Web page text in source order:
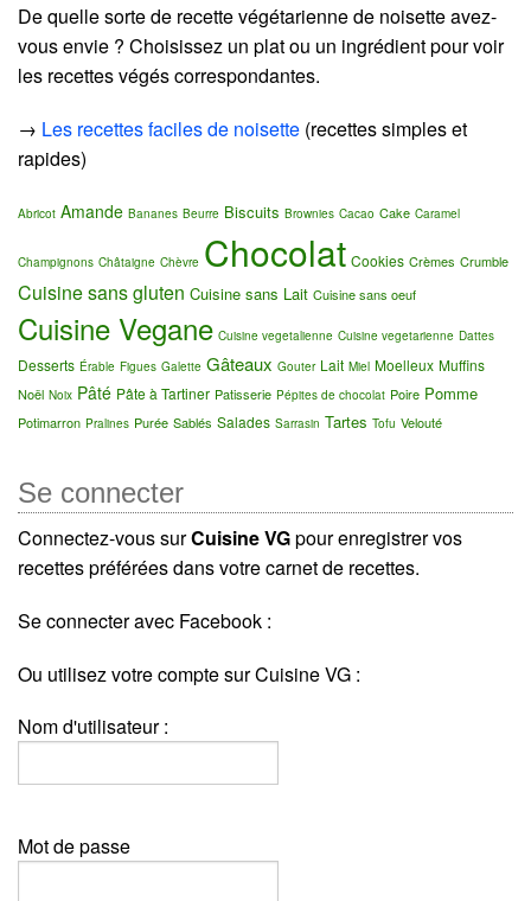
De quelle sorte de recette végétarienne de noisette avez-
vous envie ? Choisissez un plat ou un ingrédient pour voir
les recettes végés correspondantes.
→ Les recettes faciles de noisette (recettes simples et
rapides)
Abricot Amande Bananes Beurre Biscuits Brownies Cacao Cake Caramel
Champignons Châtaigne Chèvre Chocolat Cookies Crèmes Crumble
Cuisine sans gluten Cuisine sans Lait Cuisine sans oeuf
Cuisine Vegane Cuisine vegetalienne Cuisine vegetarienne Dattes
Desserts Érable Figues Galette Gâteaux Gouter Lait Miel Moelleux Muffins
Noël Noix Pâté Pâte à Tartiner Patisserie Pépites de chocolat Poire Pomme
Potimarron Pralines Purée Sablés Salades Sarrasin Tartes Tofu Velouté
Se connecter
Connectez-vous surCuisine VGpour enregistrer vos
recettes préférées dans votre carnet de recettes.
Se connecter avec Facebook :
Ou utilisez votre compte sur Cuisine VG :
Nom d'utilisateur :
Mot de passe